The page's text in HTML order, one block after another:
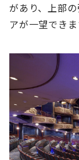
があり、上部
アが一望できま